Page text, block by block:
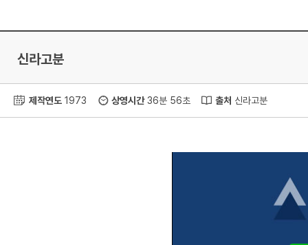
신라고분
제작연도 1973 상영시간36분 56초 출처 신라고분